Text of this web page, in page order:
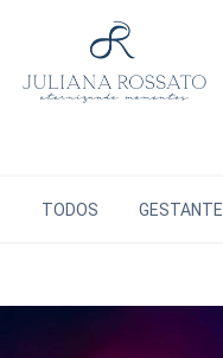
TODOS GESTANTE